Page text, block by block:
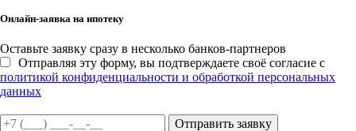
Онлайн-заявка на ипотеку
Оставьте заявку сразу в несколько банков-партнеров
Отправляя эту форму, вы подтверждаете своё согласие с
политикой конфиденциальности и обработкой персональных
данных
Отправить заявку